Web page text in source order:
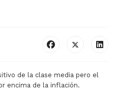
de la clase media pero el
encima de la inflación.